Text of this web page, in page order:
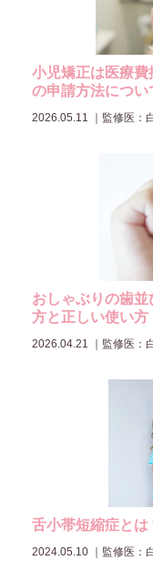
小児矯正は医療
の申請方法につい
2026.05.11 監修医：
おしゃぶりの歯
方と正しい使い方
2026.04.21 監修医：
舌小帯短縮症と
2024.05.10 監修医：